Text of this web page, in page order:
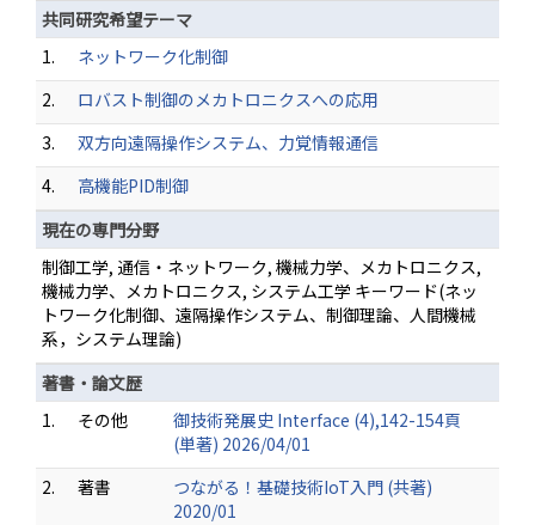
共同研究希望テーマ
1.
ネットワーク化制御
2.
ロバスト制御のメカトロニクスへの応用
3.
双方向遠隔操作システム、力覚情報通信
4.
高機能PID制御
現在の専門分野
制御工学, 通信・ネットワーク, 機械力学、メカトロニクス,
機械力学、メカトロニクス, システム工学 キーワード(ネッ
トワーク化制御、遠隔操作システム、制御理論、人間機械
系，システム理論)
著書・論文歴
1.
その他
御技術発展史 Interface (4),142-154頁
(単著) 2026/04/01
2.
著書
つながる！基礎技術IoT入門 (共著)
2020/01